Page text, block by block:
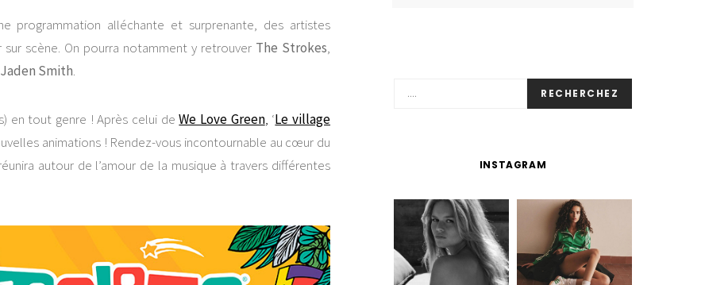
programmation alléchante et surprenante, des artistes
scène. On pourra notamment y retrouver The Strokes,
Jaden Smith.
en tout genre ! Après celui deWe Love Green, ‘Le village
animations ! Rendez-vous incontournable au cœur du
autour de l’amour de la musique à travers différentes
RECHERCHEZ
INSTAGRAM